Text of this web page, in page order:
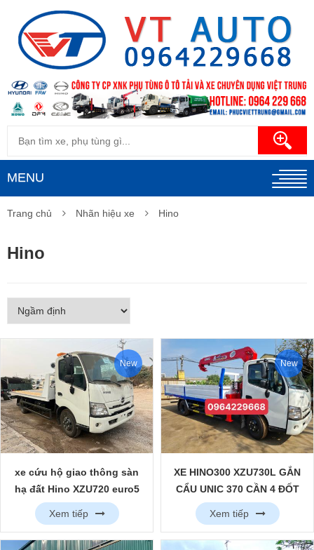
MENU
Trang chủ Nhãn hiệu xe Hino
Hino
New
xe cứu hộ giao thông sàn
hạ đất Hino XZU720 euro5
mới nhất
Xem tiếp
New
XE HINO300 XZU730L GẮN
CẨU UNIC 370 CẦN 4 ĐỐT
Xem tiếp